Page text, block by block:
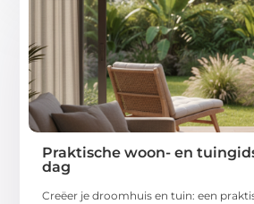
Praktische woon- en
dag
Creëer je droomhuis en tuin: een